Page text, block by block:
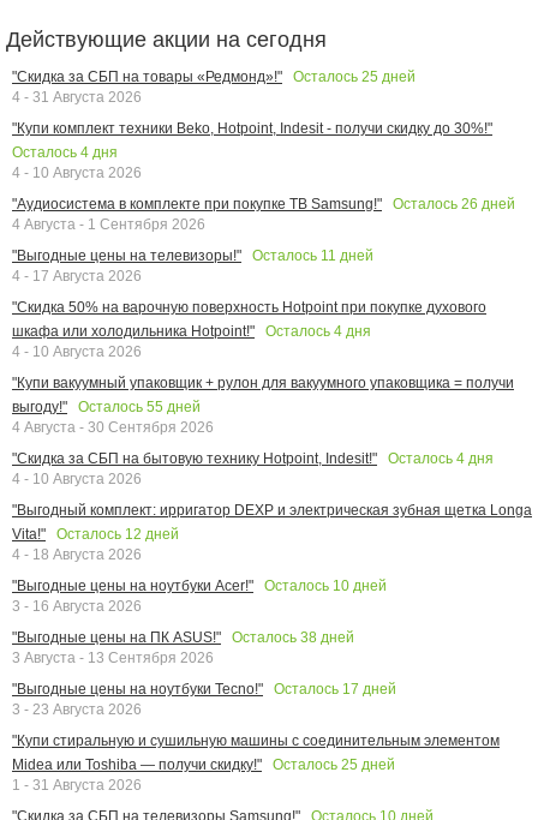
Действующие акции на сегодня
"Скидка за СБП на товары «Редмонд»!" Осталось 25 дней
4 - 31 Августа 2026
"Купи комплект техники Beko, Hotpoint, Indesit - получи скидку до 30%!"
Осталось 4 дня
4 - 10 Августа 2026
"Аудиосистема в комплекте при покупке ТВ Samsung!"
Осталось 26 дней
4 Августа - 1 Сентября 2026
"Выгодные цены на телевизоры!"
Осталось 11 дней
4 - 17 Августа 2026
"Скидка 50% на варочную поверхность Hotpoint при покупке духового
шкафа или холодильника Hotpoint!"
Осталось 4 дня
4 - 10 Августа 2026
"Купи вакуумный упаковщик + рулон для вакуумного упаковщика = получи
выгоду!"
Осталось 55 дней
4 Августа - 30 Сентября 2026
"Скидка за СБП на бытовую технику Hotpoint, Indesit!"
Осталось 4 дня
4 - 10 Августа 2026
"Выгодный комплект: ирригатор DEXP и электрическая зубная щетка Longa
Vita!"
Осталось 12 дней
4 - 18 Августа 2026
"Выгодные цены на ноутбуки Acer!"
Осталось 10 дней
3 - 16 Августа 2026
"Выгодные цены на ПК ASUS!"
Осталось 38 дней
3 Августа - 13 Сентября 2026
"Выгодные цены на ноутбуки Tecno!"
Осталось 17 дней
3 - 23 Августа 2026
"Купи стиральную и сушильную машины с соединительным элементом
Midea или Toshiba — получи скидку!"
Осталось 25 дней
1 - 31 Августа 2026
"Скидка за СБП на телевизоры Samsung!"
Осталось 10 дней